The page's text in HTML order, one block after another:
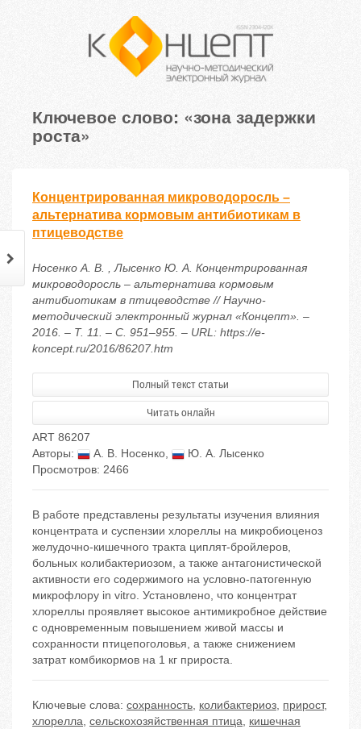
Ключевое слово: «зона задержки
роста»
Концентрированная микроводоросль –
альтернатива кормовым антибиотикам в
птицеводстве
Носенко А. В. , Лысенко Ю. А. Концентрированная
микроводоросль – альтернатива кормовым
антибиотикам в птицеводстве // Научно-
методический электронный журнал «Концепт». –
2016. – Т. 11. – С. 951–955. – URL: https://e-
koncept.ru/2016/86207.htm
Полный текст статьи
Читать онлайн
ART 86207
Авторы:
А. В. Носенко,
Ю. А. Лысенко
Просмотров: 2466
В работе представлены результаты изучения влияния
концентрата и суспензии хлореллы на микробиоценоз
желудочно-кишечного тракта циплят-бройлеров,
больных колибактериозом, а также антагонистической
активности его содержимого на условно-патогенную
микрофлору in vitro. Установлено, что концентрат
хлореллы проявляет высокое антимикробное действие
с одновременным повышением живой массы и
сохранности птицепоголовья, а также снижением
затрат комбикормов на 1 кг прироста.
Ключевые слова: сохранность, колибактериоз, прирост,
хлорелла, сельскохозяйственная птица, кишечная